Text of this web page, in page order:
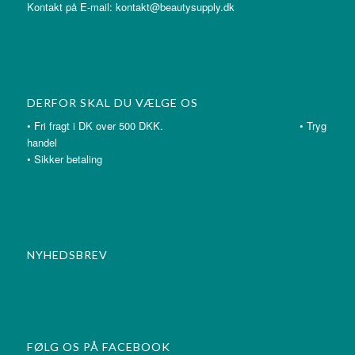
Kontakt på E-mail: kontakt@beautysupply.dk
DERFOR SKAL DU VÆLGE OS
• Fri fragt i DK over 500 DKK. • Tryg
handel
• Sikker betaling
NYHEDSBREV
FØLG OS PÅ FACEBOOK